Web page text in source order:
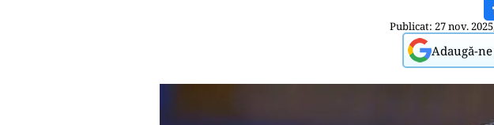
Publicat: 27 nov.
Adaugă-